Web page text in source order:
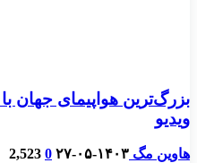
ویدیو
هاوین مگ ۱۴۰۳-۰۵-۲۷ 0
2,523